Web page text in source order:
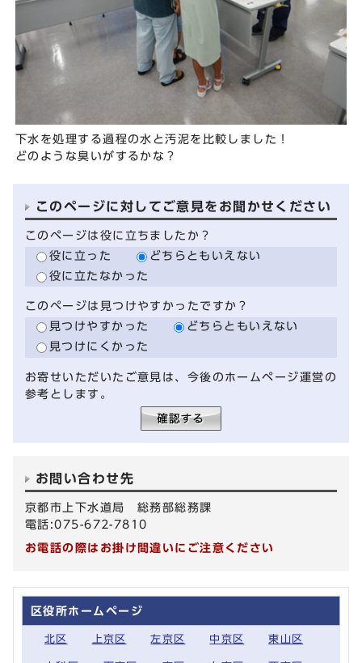
下水を処理する過程の水と汚泥を比較しました！
どのような臭いがするかな？
このページに対してご意見をお聞かせください
このページは役に立ちましたか？
役に立った
どちらともいえない
役に立たなかった
このページは見つけやすかったですか？
見つけやすかった
どちらともいえない
見つけにくかった
お寄せいただいたご意見は、今後のホームページ運営の
参考とします。
お問い合わせ先
京都市上下水道局 総務部総務課
電話:075-672-7810
お電話の際はお掛け間違いにご注意ください
区役所ホームページ
北区 上京区 左京区 中京区 東山区